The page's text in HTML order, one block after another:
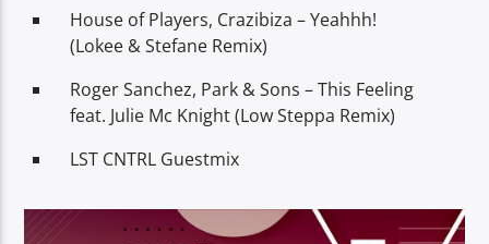
House of Players, Crazibiza – Yeahhh!
(Lokee & Stefane Remix)
Roger Sanchez, Park & Sons – This Feeling
feat. Julie Mc Knight (Low Steppa Remix)
LST CNTRL Guestmix